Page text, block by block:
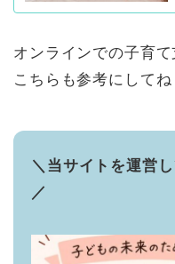
オンラインでの子育
こちらも参考にしてね
＼当サイトを運営
／